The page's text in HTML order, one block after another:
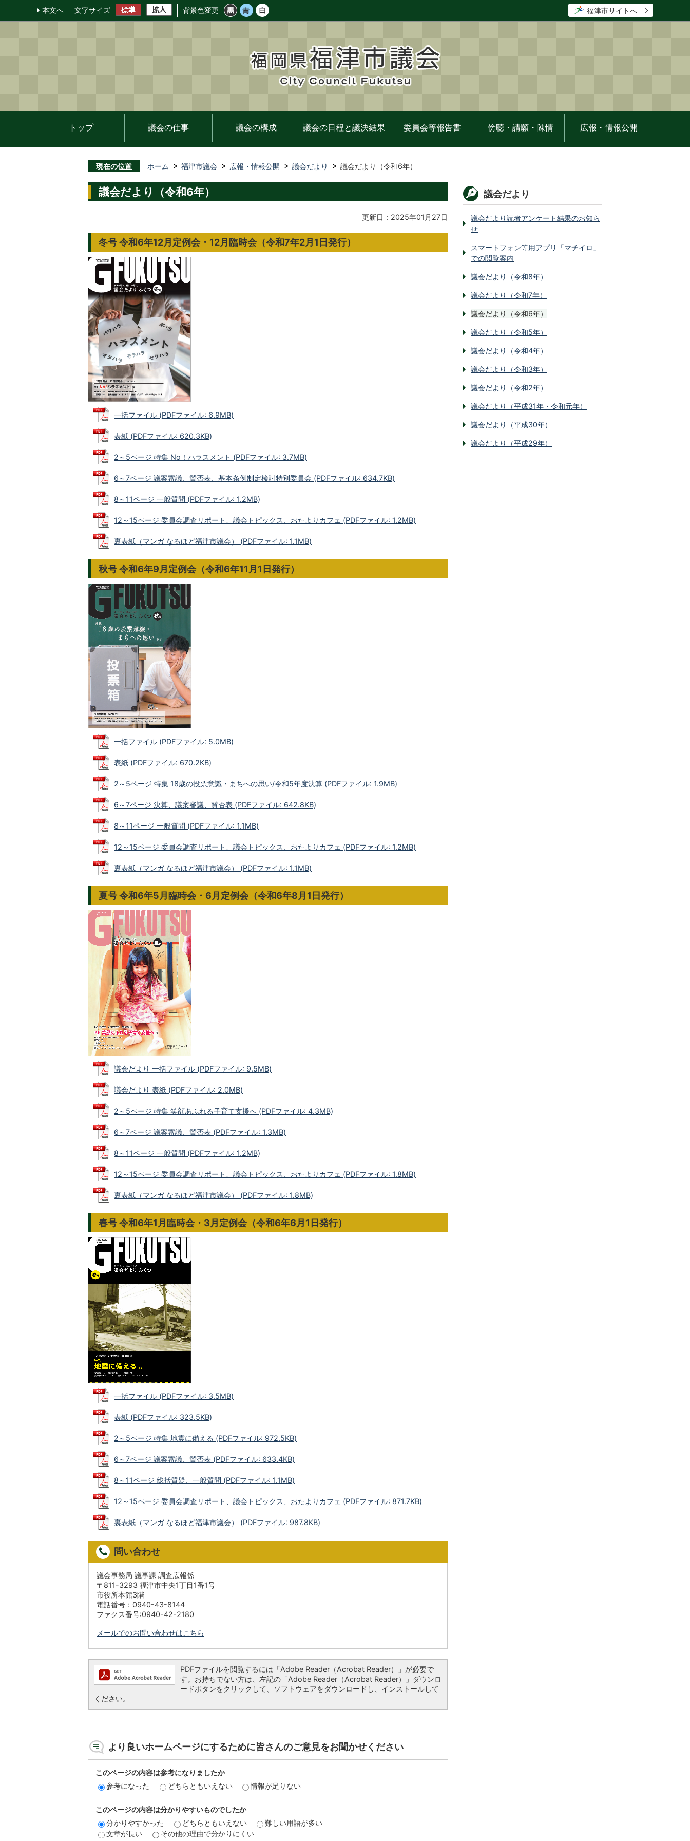
本文へ 文字サイズ 背景色変更 福津市サイトへ
トップ 議会の仕事 議会の構成 議会の日程と議決結果 委員会等報告書 傍聴・請願・陳情 広報・情報公開
現在の位置 ホーム 福津市議会 広報・情報公開 議会だより 議会だより（令和6年）
議会だより（令和6年）
更新日：2025年01月27日
冬号 令和6年12月定例会・12月臨時会（令和7年2月1日発行）
一括ファイル (PDFファイル: 6.9MB)
表紙 (PDFファイル: 620.3KB)
2～5ページ 特集 No！ハラスメント (PDFファイル: 3.7MB)
6～7ページ 議案審議、賛否表、基本条例制定検討特別委員会 (PDFファイル: 634.7KB)
8～11ページ 一般質問 (PDFファイル: 1.2MB)
12～15ページ 委員会調査リポート、議会トピックス、おたよりカフェ (PDFファイル: 1.2MB)
裏表紙（マンガ なるほど福津市議会） (PDFファイル: 1.1MB)
秋号 令和6年9月定例会（令和6年11月1日発行）
一括ファイル (PDFファイル: 5.0MB)
表紙 (PDFファイル: 670.2KB)
2～5ページ 特集 18歳の投票意識・まちへの思い/令和5年度決算 (PDFファイル: 1.9MB)
6～7ページ 決算、議案審議、賛否表 (PDFファイル: 642.8KB)
8～11ページ 一般質問 (PDFファイル: 1.1MB)
12～15ページ 委員会調査リポート、議会トピックス、おたよりカフェ (PDFファイル: 1.2MB)
裏表紙（マンガ なるほど福津市議会） (PDFファイル: 1.1MB)
夏号 令和6年5月臨時会・6月定例会（令和6年8月1日発行）
議会だより 一括ファイル (PDFファイル: 9.5MB)
議会だより 表紙 (PDFファイル: 2.0MB)
2～5ページ 特集 笑顔あふれる子育て支援へ (PDFファイル: 4.3MB)
6～7ページ 議案審議、賛否表 (PDFファイル: 1.3MB)
8～11ページ 一般質問 (PDFファイル: 1.2MB)
12～15ページ 委員会調査リポート、議会トピックス、おたよりカフェ (PDFファイル: 1.8MB)
裏表紙（マンガ なるほど福津市議会） (PDFファイル: 1.8MB)
春号 令和6年1月臨時会・3月定例会（令和6年6月1日発行）
一括ファイル (PDFファイル: 3.5MB)
表紙 (PDFファイル: 323.5KB)
2～5ページ 特集 地震に備える (PDFファイル: 972.5KB)
6～7ページ 議案審議、賛否表 (PDFファイル: 633.4KB)
8～11ページ 総括質疑、一般質問 (PDFファイル: 1.1MB)
12～15ページ 委員会調査リポート、議会トピックス、おたよりカフェ (PDFファイル: 871.7KB)
裏表紙（マンガ なるほど福津市議会） (PDFファイル: 987.8KB)
問い合わせ
議会事務局 議事課 調査広報係
〒811-3293 福津市中央1丁目1番1号
市役所本館3階
電話番号：0940-43-8144
ファクス番号:0940-42-2180
メールでのお問い合わせはこちら
PDFファイルを閲覧するには「Adobe Reader（Acrobat Reader）」が必要で
す。お持ちでない方は、左記の「Adobe Reader（Acrobat Reader）」ダウンロ
ードボタンをクリックして、ソフトウェアをダウンロードし、インストールして
ください。
より良いホームページにするために皆さんのご意見をお聞かせください
このページの内容は参考になりましたか
参考になった
どちらともいえない 情報が足りない
このページの内容は分かりやすいものでしたか
分かりやすかった
どちらともいえない
難しい用語が多い
文章が長い
その他の理由で分かりにくい
議会だより
議会だより読者アンケート結果のお知ら
せ
スマートフォン等用アプリ「マチイロ」
での閲覧案内
議会だより（令和8年）
議会だより（令和7年）
議会だより（令和6年）
議会だより（令和5年）
議会だより（令和4年）
議会だより（令和3年）
議会だより（令和2年）
議会だより（平成31年・令和元年）
議会だより（平成30年）
議会だより（平成29年）